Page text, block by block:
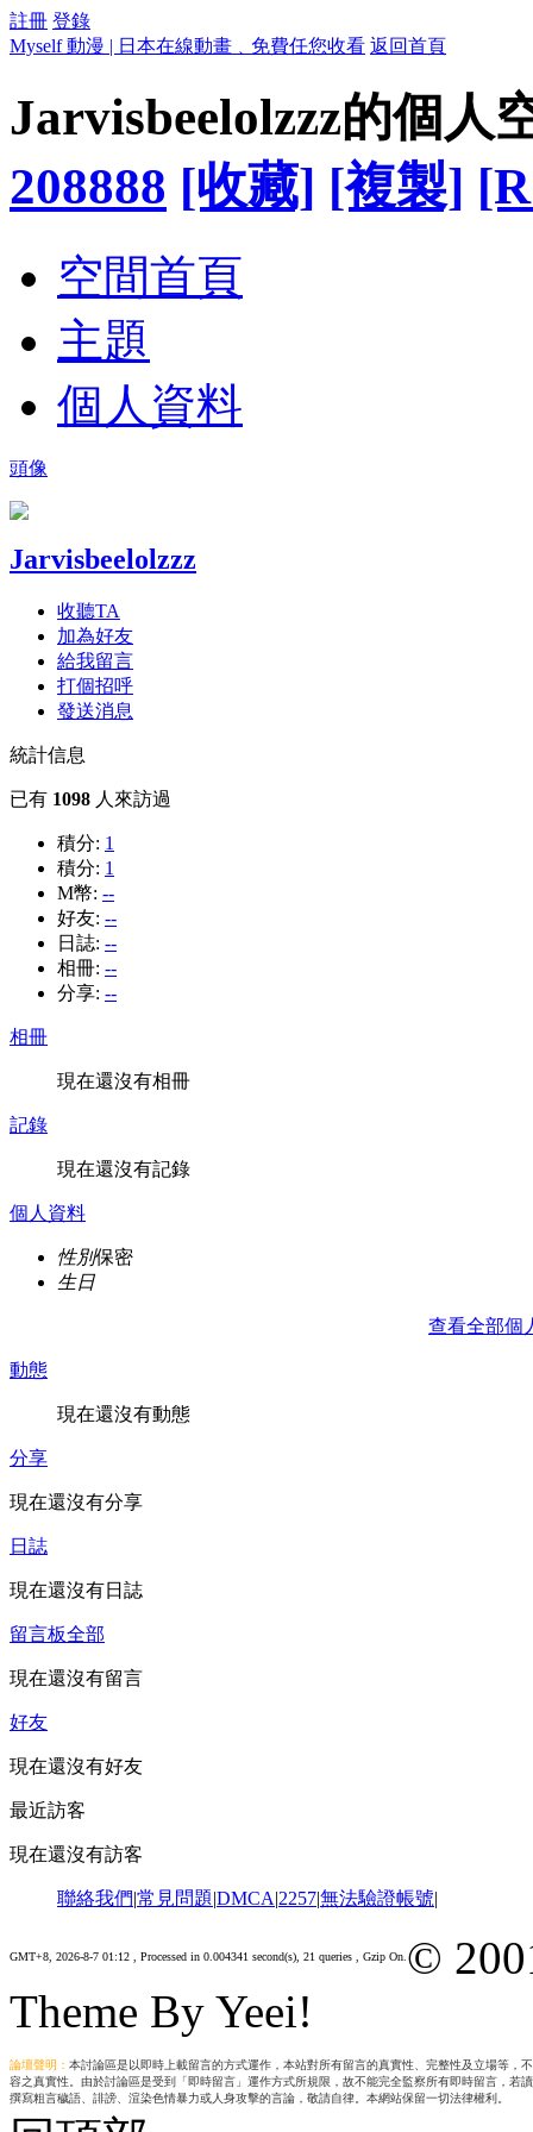
註冊 登錄
Myself 動漫 | 日本在線動畫﹑免費任您收看 返回首頁
Jarvisbeelolzzz的個人
208888 [收藏] [複製]
空間首頁
主題
個人資料
頭像
Jarvisbeelolzzz
收聽TA
加為好友
給我留言
打個招呼
發送消息
統計信息
已有 1098 人來訪過
積分: 1
積分: 1
M幣: --
好友: --
日誌: --
相冊: --
分享: --
相冊
現在還沒有相冊
記錄
現在還沒有記錄
個人資料
性別保密
生日
查看全部個
動態
現在還沒有動態
分享
現在還沒有分享
日誌
現在還沒有日誌
留言板全部
現在還沒有留言
好友
現在還沒有好友
最近訪客
現在還沒有訪客
聯絡我們|常見問題|DMCA|2257|無法驗證帳號|
GMT+8, 2026-8-7 01:12 , Processed in 0.004341 second(s), 21 queries , Gzip On. ©
Theme By Yeei!
論壇聲明： 本討論區是以即時上載留言的方式運作，本站對所有留言的真實性、完整性及立場等
容之真實性。由於討論區是受到「即時留言」運作方式所規限，故不能完全監察所有即時留言，
撰寫粗言穢語、誹謗、渲染色情暴力或人身攻擊的言論，敬請自律。本網站保留一切法律權利。